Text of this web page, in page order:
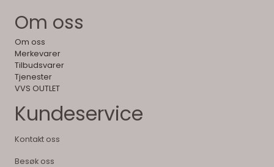
Om oss
Om oss
Merkevarer
Tilbudsvarer
Tjenester
VVS OUTLET
Kundeservice
Kontakt oss
Besøk oss